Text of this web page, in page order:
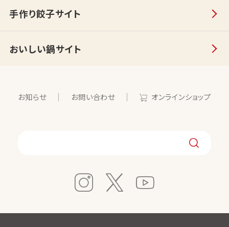
手作り餃子サイト
おいしい鍋サイト
お知らせ お問い合わせ オンラインショップ